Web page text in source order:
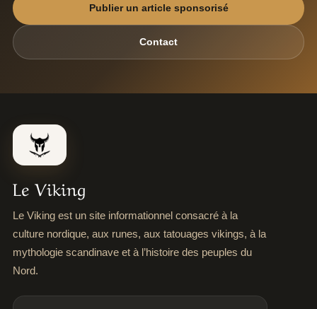
Publier un article sponsorisé
Contact
Le Viking
Le Viking est un site informationnel consacré à la
culture nordique, aux runes, aux tatouages vikings, à la
mythologie scandinave et à l’histoire des peuples du
Nord.